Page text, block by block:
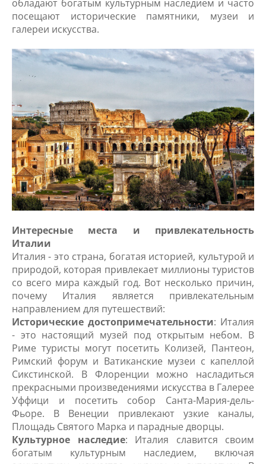
обладают богатым культурным наследием и часто
посещают исторические памятники, музеи и
галереи искусства.
Интересные места и привлекательность
Италии
Италия - это страна, богатая историей, культурой и
природой, которая привлекает миллионы туристов
со всего мира каждый год. Вот несколько причин,
почему Италия является привлекательным
направлением для путешествий:
Исторические достопримечательности: Италия
- это настоящий музей под открытым небом. В
Риме туристы могут посетить Колизей, Пантеон,
Римский форум и Ватиканские музеи с капеллой
Сикстинской. В Флоренции можно насладиться
прекрасными произведениями искусства в Галерее
Уффици и посетить собор Санта-Мария-дель-
Фьоре. В Венеции привлекают узкие каналы,
Площадь Святого Марка и парадные дворцы.
Культурное наследие: Италия славится своим
богатым культурным наследием, включая